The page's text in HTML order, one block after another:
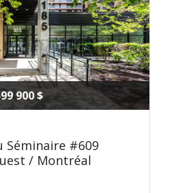
900 $
Séminaire #609
/ Montréal